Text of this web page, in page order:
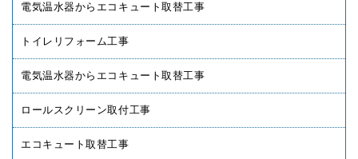
電気温水器からエコキュート取替工事
トイレリフォーム工事
電気温水器からエコキュート取替工事
ロールスクリーン取付工事
エコキュート取替工事